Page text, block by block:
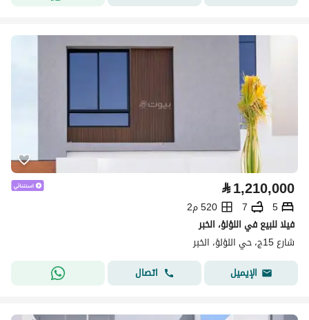
⃁1,210,000
5
7
520 م2
فيلا للبيع في اللؤلؤ، الخبر
شارع 15ج، حي اللؤلؤ، الخبر
الإيميل
اتصال